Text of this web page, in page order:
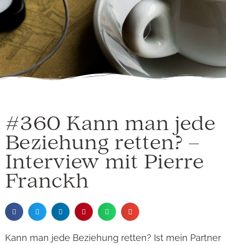
#360 Kann man jede
Beziehung retten? –
Interview mit Pierre
Franckh
Kann man jede Beziehung retten? Ist mein Partner